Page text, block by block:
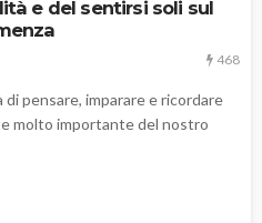
e del sentirsi soli sul
468
pensare, imparare e ricordare
molto importante del nostro